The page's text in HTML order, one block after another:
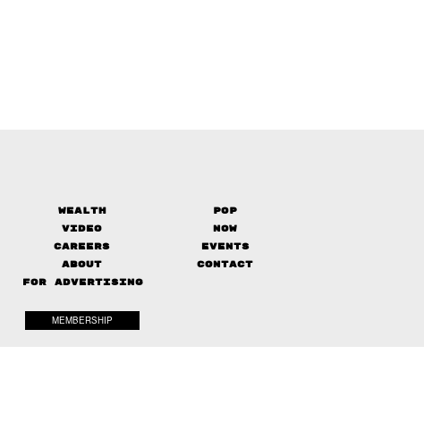
Wealth
Pop
Video
Now
Careers
Events
About
Contact
FOR ADVERTISING
MEMBERSHIP